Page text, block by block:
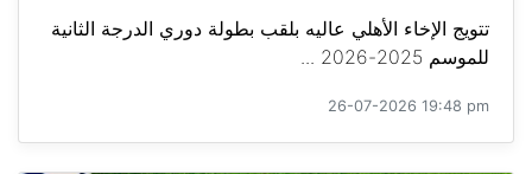
تتويج الإخاء الأهلي عاليه بلقب بطولة دوري الدرجة الثانية
للموسم 2025-2026 ...
26-07-2026 19:48 pm